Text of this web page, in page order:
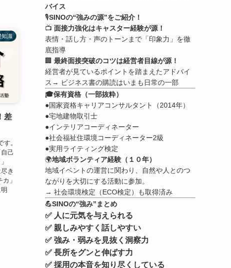
知識
差
。
己
き
」
バイス
🎙️SINOの“強みの源”をご紹介！
📺 面接力強化はキャスター経験が源！
表情・話し方・声のトーンまで「印象力」を徹
底指導
🏢 最終面接突破のコツは経営者目線が源！
経営者が見ているポイントを踏まえたアドバイ
ス→ ビジネス書の購読はいまも日常の一部
🎓保有資格（一部抜粋）
●国家資格キャリアコンサルタント（2014年）
●宅地建物取引士
●インテリアコーディネーター
●社会福祉住環境コーディネーター2級
●実用ライティング検定
🌍地域ボランティア経験（１０年）
地域イベントの運営に関わり、自然や人とのつ
ながりを大切にする活動に参加。
→ 社会環境検定（ECO検定）も取得済み
💪SINOの“強み”まとめ
✅ 人に元気を与えられる
✅ 親しみやすく話しやすい
✅ 強み・弱みを見抜く洞察力
✅ 長所をグンと伸ばす力
✅ 採用の本音を知り尽くしている